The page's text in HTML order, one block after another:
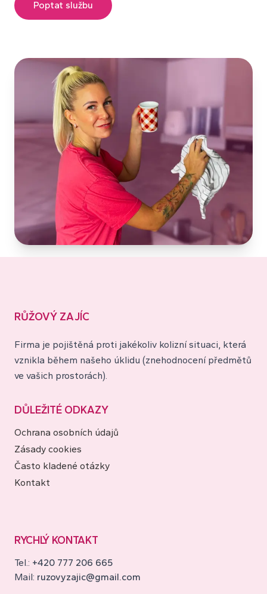
Poptat službu
RŮŽOVÝ ZAJÍC
Firma je pojištěná proti jakékoliv kolizní situaci, která
vznikla během našeho úklidu (znehodnocení předmětů
ve vašich prostorách).
DŮLEŽITÉ ODKAZY
Ochrana osobních údajů
Zásady cookies
Často kladené otázky
Kontakt
RYCHLÝ KONTAKT
Tel.: +420 777 206 665
Mail: ruzovyzajic@gmail.com